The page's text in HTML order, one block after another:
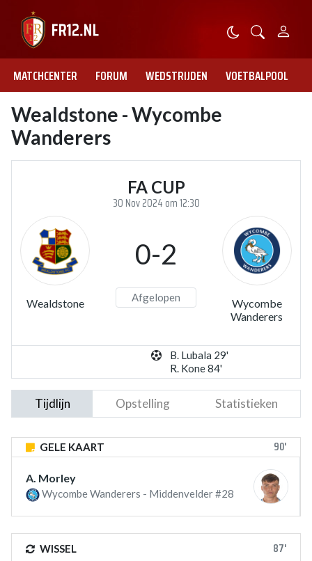
MATCHCENTER FORUM WEDSTRIJDEN VOETBALPOOL
Wealdstone - Wycombe
Wanderers
FA CUP
30 Nov 2024 om 12:30
Wealdstone
0-2
Afgelopen
Wycombe
Wanderers
B. Lubala 29'
R. Kone 84'
Tijdlijn Opstelling Statistieken
GELE KAART 90'
A. Morley
Wycombe Wanderers - Middenvelder #28
WISSEL 87'